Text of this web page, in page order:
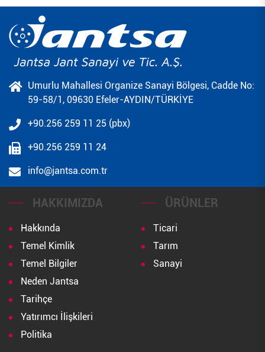
Umurlu Mahallesi Organize Sanayi Bölgesi, Cadde No:
59-58/1, 09630 Efeler-AYDIN/TÜRKİYE
+90.256 259 11 25 (pbx)
+90.256 259 11 24
info@jantsa.com.tr
HAKKIMIZDA
Hakkında
Temel Kimlik
Temel Bilgiler
Neden Jantsa
Tarihçe
Yatırımcı İlişkileri
Politika
ÜRÜNLER
Ticari
Tarım
Sanayi